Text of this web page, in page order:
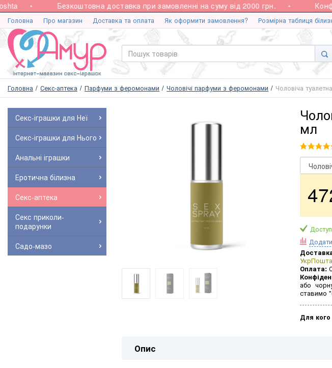
Безкоштовна доставка при замовленні на суму від 2000 грн.
Головна Про магазин Доставка та оплата Як оформити замовлення? Розмірна таблиця
Головна Секс-аптека Парфуми з феромонами Чоловічі парфуми з феромонами Чоловіча
Секс-іграшки для Неї
Секс-іграшки для Нього
Анальні іграшки
Еротична білизна
Секс-аптека
Секс приколи-
подарунки
Садо-мазо
мл
УкрПошта
Оплата:
або
ставимо
Для кого
Опис